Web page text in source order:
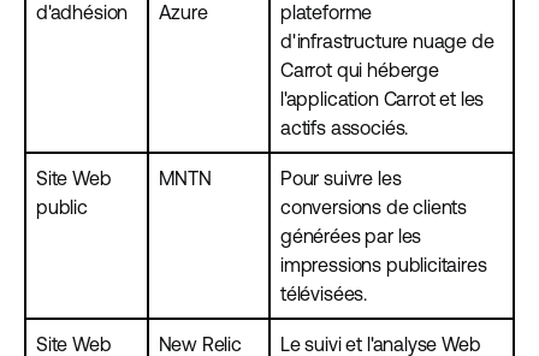
d'adhésion
Azure
plateforme
d'infrastructure nuage de
Carrot qui héberge
l'application Carrot et les
actifs associés.
Site Web
public
MNTN
Pour suivre les
conversions de clients
générées par les
impressions publicitaires
télévisées.
Site Web
New Relic
Le suivi et l'analyse Web